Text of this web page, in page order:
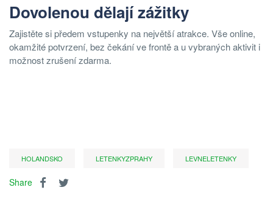
Dovolenou dělají zážitky
Zajistěte si předem vstupenky na největší atrakce. Vše online,
okamžité potvrzení, bez čekání ve frontě a u vybraných aktivit i
možnost zrušení zdarma.
HOLANDSKO LETENKYZPRAHY LEVNELETENKY
Share